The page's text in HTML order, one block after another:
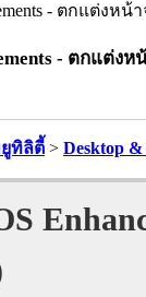
- ตกแต่ง
ทิลิตี้ > Desktop